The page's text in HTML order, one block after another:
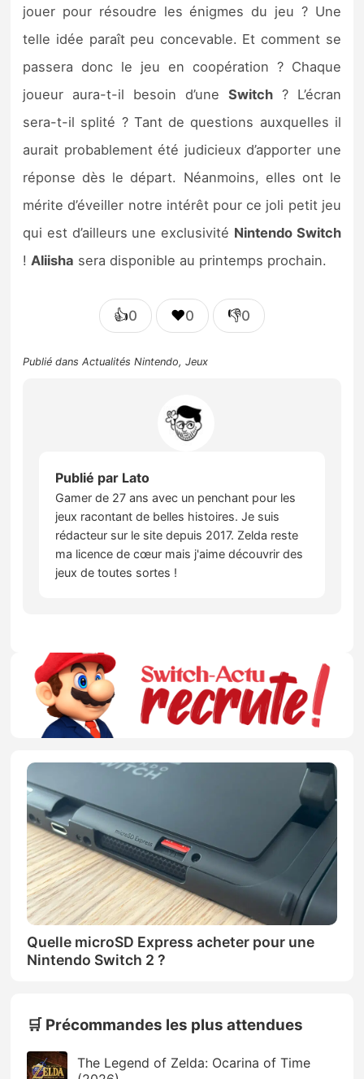
jouer pour résoudre les énigmes du jeu ? Une
telle idée paraît peu concevable. Et comment se
passera donc le jeu en coopération ? Chaque
joueur aura-t-il besoin d’une Switch? L’écran
sera-t-il splité ? Tant de questions auxquelles il
aurait probablement été judicieux d’apporter une
réponse dès le départ. Néanmoins, elles ont le
mérite d’éveiller notre intérêt pour ce joli petit jeu
qui est d’ailleurs une exclusivité Nintendo Switch
! Aliisha sera disponible au printemps prochain.
👍0 ❤️0 👎0
Publié dansActualités Nintendo,Jeux
Publié par Lato
Gamer de 27 ans avec un penchant pour les
jeux racontant de belles histoires. Je suis
rédacteur sur le site depuis 2017. Zelda reste
ma licence de cœur mais j'aime découvrir des
jeux de toutes sortes !
Quelle microSD Express acheter pour une
Nintendo Switch 2 ?
🛒 Précommandes les plus attendues
The Legend of Zelda: Ocarina of Time